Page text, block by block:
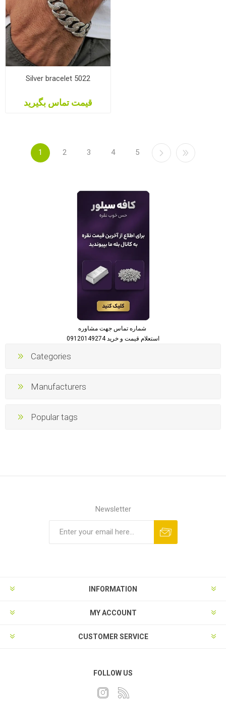
Silver bracelet 5022
قیمت تماس بگیرید
1 2 3 4 5
استعلام قیمت و خرید 09120149274
Categories
Manufacturers
Popular tags
Newsletter
INFORMATION
MY ACCOUNT
CUSTOMER SERVICE
FOLLOW US